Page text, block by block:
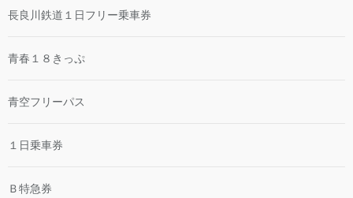
長良川鉄道１日フリー乗車券
青春１８きっぷ
青空フリーパス
１日乗車券
Ｂ特急券